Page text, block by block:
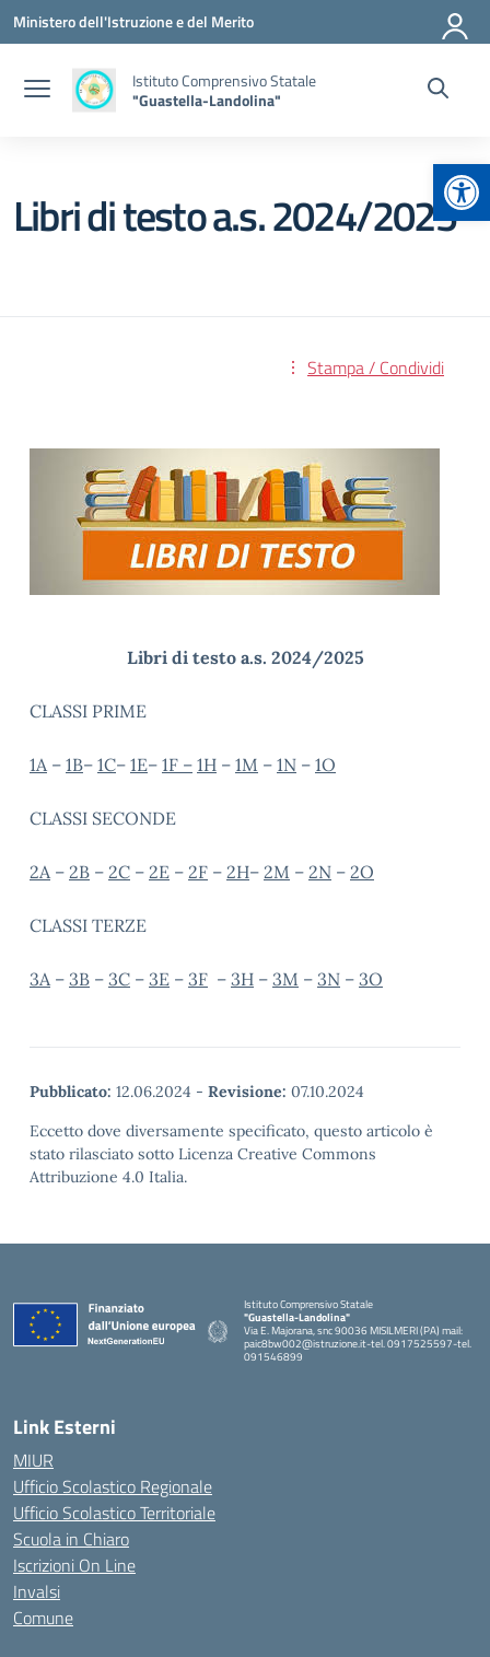
Vai ai contenuti
Vai al menu di navigazione
Vai al footer
Ministero dell'Istruzione e del Merito
Istituto Comprensivo Statale
"Guastella-Landolina"
Libri di testo a.s. 2024/2025
Stampa / Condividi
Libri di testo a.s. 2024/2025
CLASSI PRIME
1A– 1B– 1C– 1E– 1F – 1H – 1M – 1N – 1O
CLASSI SECONDE
2A– 2B – 2C – 2E – 2F – 2H– 2M – 2N – 2O
CLASSI TERZE
3A– 3B – 3C – 3E – 3F – 3H – 3M – 3N – 3O
Pubblicato: 12.06.2024 - Revisione: 07.10.2024
Eccetto dove diversamente specificato, questo articolo è
stato rilasciato sotto Licenza Creative Commons
Attribuzione 4.0 Italia.
Istituto Comprensivo Statale
"Guastella-Landolina"
Via E. Majorana, snc 90036 MISILMERI (PA) mail:
paic8bw002@istruzione.it-tel. 0917525597-tel.
091546899
Link Esterni
MIUR
Ufficio Scolastico Regionale
Ufficio Scolastico Territoriale
Scuola in Chiaro
Iscrizioni On Line
Invalsi
Comune